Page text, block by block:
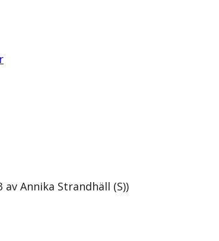
Annika Strandhäll (S))